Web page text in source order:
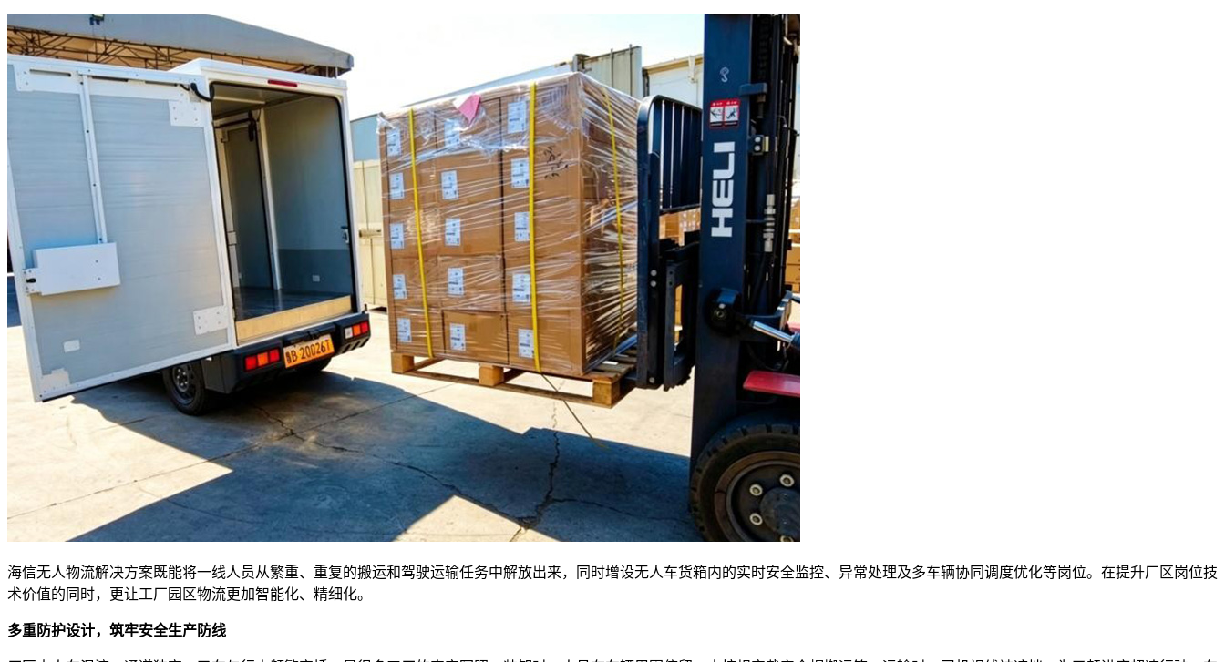
海信无人物流解决方案既能将一线人员从繁重、重复的搬运和驾驶运输任务中解放出来，同时增设无人车货箱内的实时安全监控、异常处理及多车辆协同调度优化等岗位。在提升厂区岗位技
术价值的同时，更让工厂园区物流更加智能化、精细化。
多重防护设计，筑牢安全生产防线